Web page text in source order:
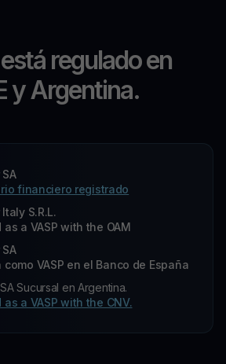
regulado en
y Argentina.
financiero registrado
S.R.L.
as a VASP with the OAM
como VASP en el Banco de España
Sucursal en Argentina.
as a VASP with the CNV.